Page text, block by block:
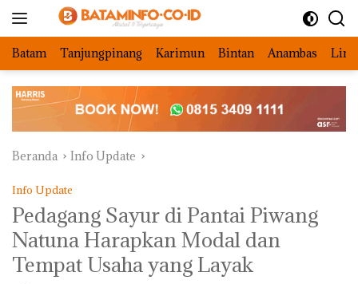
Batam Tanjungpinang Karimun Bintan Anambas
Beranda Info Update
Info Update
Pedagang Sayur di Pantai Piwang
Natuna Harapkan Modal dan
Tempat Usaha yang Layak